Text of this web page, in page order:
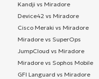
Kandji vs Miradore
Device42 vs Miradore
Cisco Meraki vs Miradore
Miradore vs SuperOps
JumpCloud vs Miradore
Miradore vs Sophos Mobile
GFI Languard vs Miradore